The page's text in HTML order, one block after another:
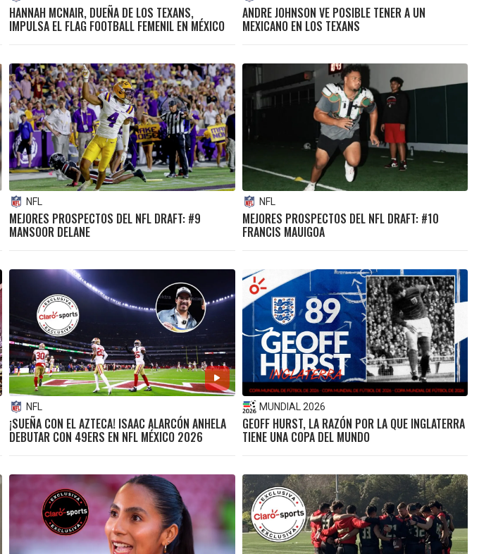
HANNAH MCNAIR, DUEÑA DE LOS TEXANS,
IMPULSA EL FLAG FOOTBALL FEMENIL EN MÉXICO
ANDRE JOHNSON VE POSIBLE TENER A UN
MEXICANO EN LOS TEXANS
NFL
MEJORES PROSPECTOS DEL NFL DRAFT: #9
MANSOOR DELANE
NFL
MEJORES PROSPECTOS DEL NFL DRAFT: #10
FRANCIS MAUIGOA
NFL
¡SUEÑA CON EL AZTECA! ISAAC ALARCÓN ANHELA
DEBUTAR CON 49ERS EN NFL MÉXICO 2026
MUNDIAL 2026
GEOFF HURST, LA RAZÓN POR LA QUE INGLATERRA
TIENE UNA COPA DEL MUNDO